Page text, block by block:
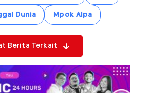
Dunia Mpok Alpa
Berita Terkait